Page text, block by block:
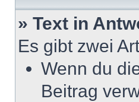
» Text in
Es gibt zwei
Wenn du
Beitrag